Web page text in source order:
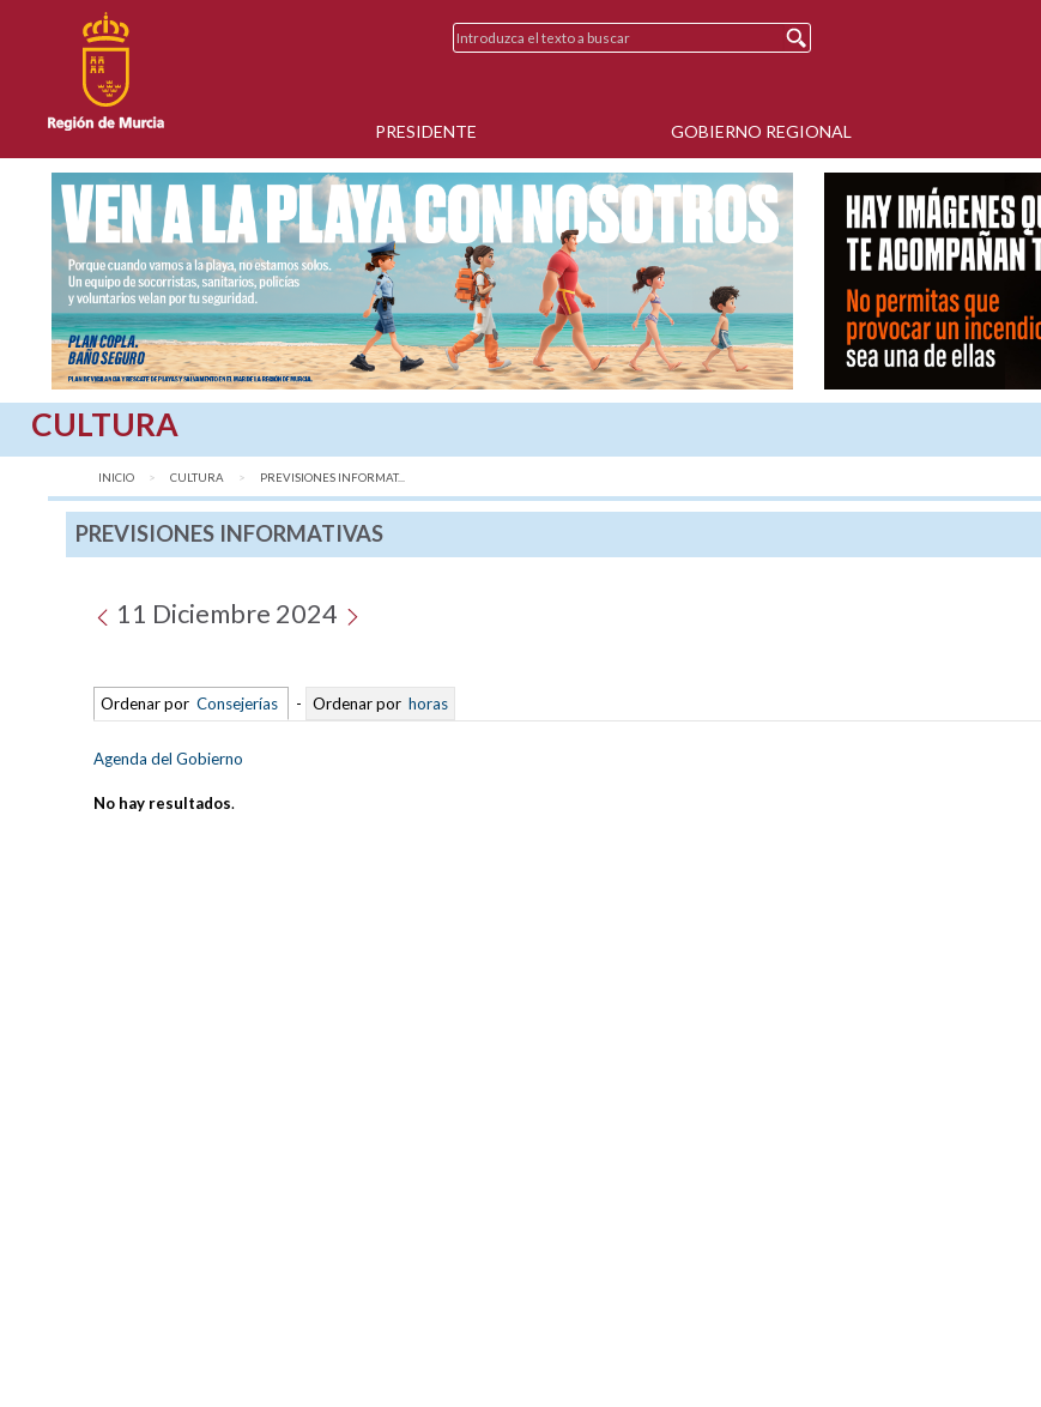
PRESIDENTE GOBIERNO REGIONAL
CULTURA
INICIO CULTURA AQUÍ:
PREVISIONES INFORMAT...
PREVISIONES INFORMATIVAS
11 Diciembre 2024
Ordenar por Consejerías - Ordenar por horas
Agenda del Gobierno
No hay resultados.